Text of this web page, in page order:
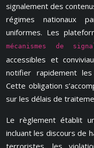
signalement des
régimes nationaux
uniformes. Les
mécanismes de
accessibles et
notifier rapidement
Cette obligation
sur les délais de
Le règlement établit
incluant les discours de
terroristes, les